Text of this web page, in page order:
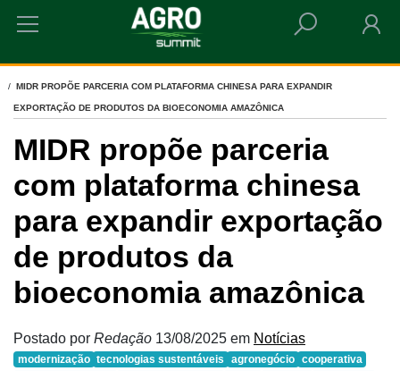
HOME
MIDR PROPÕE PARCERIA COM PLATAFORMA CHINESA PARA EXPANDIR
EXPORTAÇÃO DE PRODUTOS DA BIOECONOMIA AMAZÔNICA
MIDR propõe parceria
com plataforma chinesa
para expandir exportação
de produtos da
bioeconomia amazônica
Postado por Redação 13/08/2025 em Notícias
modernização tecnologias sustentáveis agronegócio cooperativa